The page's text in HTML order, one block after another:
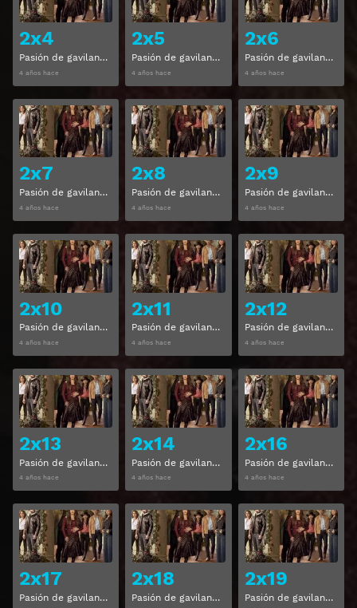
2x4
Pasión de gavilanes Temporada 2 Capitulo 4
4 años hace
2x5
Pasión de gavilanes Temporada 2 Capitulo 5
4 años hace
2x6
Pasión de gavilanes Temporada 2 Capitulo 6
4 años hace
2x7
Pasión de gavilanes Temporada 2 Capitulo 7
4 años hace
Ver
2x8
Pasión de gavilanes Temporada 2 Capitulo 8
4 años hace
Ver
2x9
Pasión de gavilanes Temporada 2 Capitulo 9
4 años hace
2x10
Pasión de gavilanes Temporada 2 Capitulo 10
4 años hace
Ver
2x11
Pasión de gavilanes Temporada 2 Capitulo 11
4 años hace
Ver
2x12
Pasión de gavilanes Temporada 2 Capitulo 12
4 años hace
2x13
Pasión de gavilanes Temporada 2 Capitulo 13
4 años hace
Ver
2x14
Pasión de gavilanes Temporada 2 Capitulo 14
4 años hace
Ver
2x16
Pasión de gavilanes Temporada 2 Capitulo 16
4 años hace
2x17
Pasión de gavilanes Temporada 2 Capitulo 17
Ver
2x18
Pasión de gavilanes Temporada 2 Capitulo 18
Ver
2x19
Pasión de gavilanes Temporada 2 Capitulo 19